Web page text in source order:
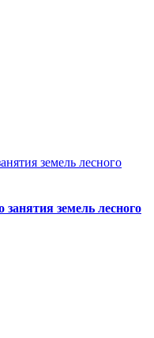
земель лесного
земель лесного